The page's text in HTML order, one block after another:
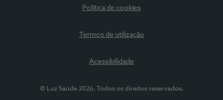
Política de cookies
Termos de utilização
Acessibilidade
© Luz Saúde 2026. Todos os direitos reservados.